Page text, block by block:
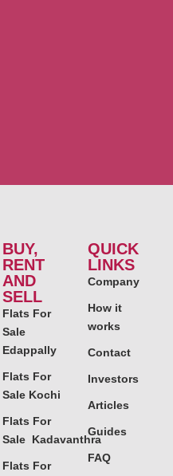
BUY,
RENT
AND
SELL
Flats For
Sale
Edappally
Flats For
Sale Kochi
Flats For
Sale Kadavanthra
Flats For
QUICK
LINKS
Company
How it
works
Contact
Investors
Articles
Guides
FAQ